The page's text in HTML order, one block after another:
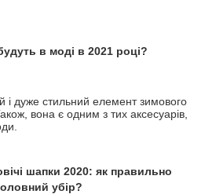
в моді в 2021 році?
і дуже стильний елемент зимового
вона є одним з тих аксесуарів,
шапки 2020: як правильно
убір?